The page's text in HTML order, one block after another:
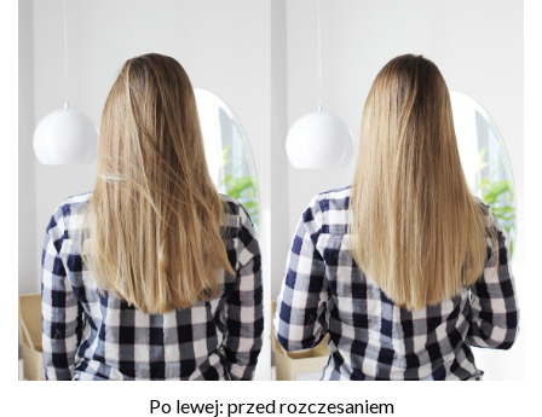
Po lewej: przed rozczesaniem